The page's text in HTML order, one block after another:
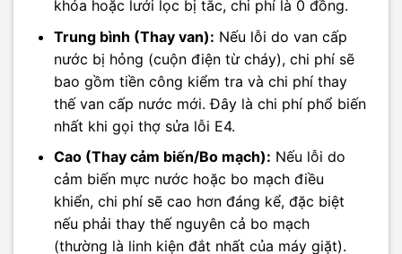
khóa hoặc lưới lọc bị tắc, chi phí là 0 đồng.
Trung bình (Thay van): Nếu lỗi do van cấp
nước bị hỏng (cuộn điện từ cháy), chi phí sẽ
bao gồm tiền công kiểm tra và chi phí thay
thế van cấp nước mới. Đây là chi phí phổ biến
nhất khi gọi thợ sửa lỗi E4.
Cao (Thay cảm biến/Bo mạch): Nếu lỗi do
cảm biến mực nước hoặc bo mạch điều
khiển, chi phí sẽ cao hơn đáng kể, đặc biệt
nếu phải thay thế nguyên cả bo mạch
(thường là linh kiện đắt nhất của máy giặt).